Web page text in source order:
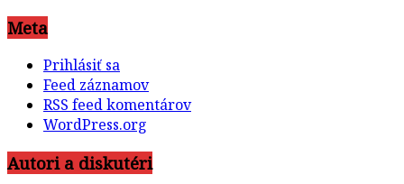
Meta
Prihlásiť sa
Feed záznamov
RSS feed komentárov
WordPress.org
Autori a diskutéri